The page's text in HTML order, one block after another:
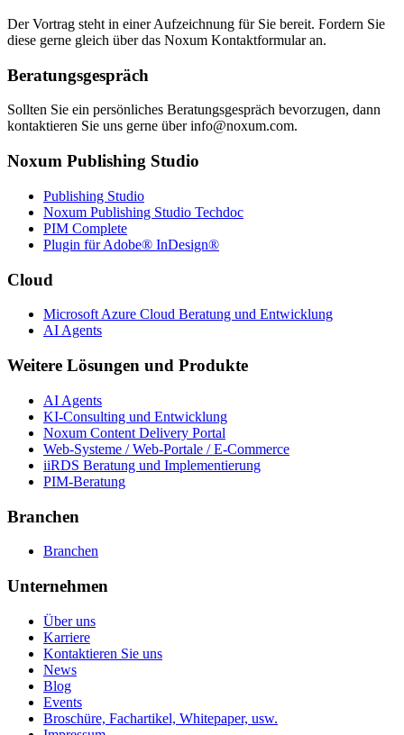
Der Vortrag steht in einer Aufzeichnung für Sie bereit. Fordern Sie
diese gerne gleich über das Noxum Kontaktformular an.
Beratungsgespräch
Sollten Sie ein persönliches Beratungsgespräch bevorzugen, dann
kontaktieren Sie uns gerne über info@noxum.com.
Noxum Publishing Studio
Publishing Studio
Noxum Publishing Studio Techdoc
PIM Complete
Plugin für Adobe® InDesign®
Cloud
Microsoft Azure Cloud Beratung und Entwicklung
AI Agents
Weitere Lösungen und Produkte
AI Agents
KI-Consulting und Entwicklung
Noxum Content Delivery Portal
Web-Systeme / Web-Portale / E-Commerce
iiRDS Beratung und Implementierung
PIM-Beratung
Branchen
Branchen
Unternehmen
Über uns
Karriere
Kontaktieren Sie uns
News
Blog
Events
Broschüre, Fachartikel, Whitepaper, usw.